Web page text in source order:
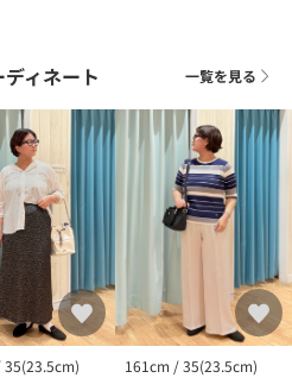
すすめです。
す。
販）か中性洗剤をぬるま湯に溶か
落とします。
すぎ洗いをしてください。
色を起こす原因となりますのでお
ィネート 一覧を見る
161cm / 35(23.5cm)